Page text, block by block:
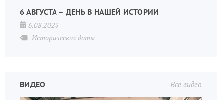
6 АВГУСТА – ДЕНЬ В НАШЕЙ ИСТОРИИ
6.08.2026
Исторические даты
Все видео
ВИДЕО